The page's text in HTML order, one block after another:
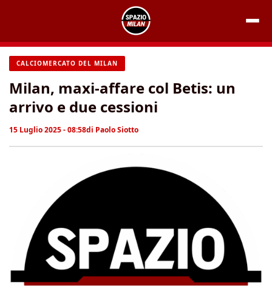
contenuto
CALCIOMERCATO DEL MILAN
Milan, maxi-affare col Betis: un
arrivo e due cessioni
15 Luglio 2025 - 08:58di Paolo Siotto